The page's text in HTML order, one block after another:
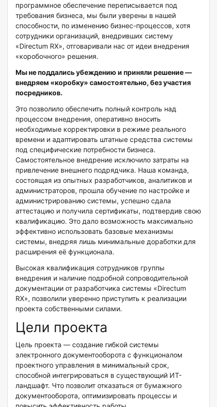
программное обеспечение переписывается под
требования бизнеса, мы были уверены в нашей
способности, по изменению бизнес-процессов, хотя
сотрудники организаций, внедривших систему
«Directum RX», отговаривали нас от идеи внедрения
«коробочного» решения.
Мы не поддались убеждению и приняли решение —
внедряем «коробку» самостоятельно, без участия
посредников.
Это позволило обеспечить полный контроль над
процессом внедрения, оперативно вносить
необходимые корректировки в режиме реального
времени и адаптировать штатные средства системы
под специфические потребности бизнеса.
Самостоятельное внедрение исключило затраты на
привлечение внешнего подрядчика. Наша команда,
состоящая из опытных разработчиков, аналитиков и
администраторов, прошла обучение по настройке и
администрированию системы, успешно сдала
аттестацию и получила сертификаты, подтвердив свою
квалификацию. Это дало возможность максимально
эффективно использовать базовые механизмы
системы, внедряя лишь минимальные доработки для
расширения её функционала.
Высокая квалификация сотрудников группы
внедрения и наличие подробной сопроводительной
документации от разработчика системы «Directum
RX», позволили уверенно приступить к реализации
проекта собственными силами.
Цели проекта
Цель проекта — создание гибкой системы
электронного документооборота с функционалом
проектного управления в минимальный срок,
способной интегрироваться в существующий ИТ-
ландшафт. Что позволит отказаться от бумажного
документооборота, оптимизировать процессы и